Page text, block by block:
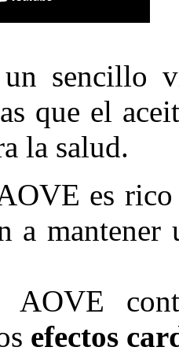
un sencillo
que el
la salud.
es rico
a
AOVE
efectos